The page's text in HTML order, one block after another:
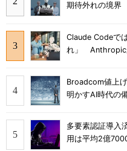
期待外れの境界
Claude Codeで
れ」 Anthropic
Broadcom値上
明かすAI時代の
多要素認証導入
用は平均2億